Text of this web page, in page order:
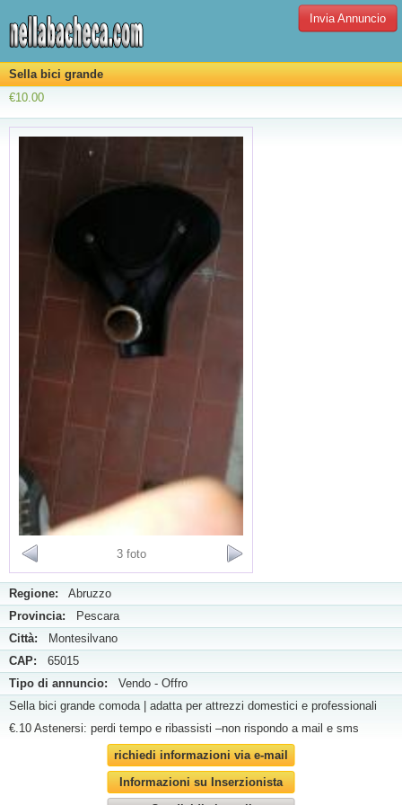
Invia Annuncio
Sella bici grande
€10.00
3 foto
Regione: Abruzzo
Provincia: Pescara
Città: Montesilvano
CAP: 65015
Tipo di annuncio: Vendo - Offro
Sella bici grande comoda | adatta per attrezzi domestici e professionali
€.10 Astenersi: perdi tempo e ribassisti –non rispondo a mail e sms
richiedi informazioni via e-mail
Informazioni su Inserzionista